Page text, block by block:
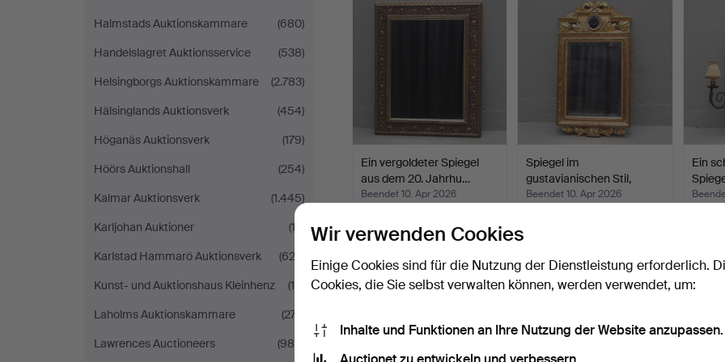
Halmstads Auktionskammare
(680)
Handelslagret Auktionsservice
(538)
Helsingborgs Auktionskammare
(2.783)
Hälsinglands Auktionsverk
(454)
Höganäs Auktionsverk
(179)
Höörs Auktionshall
(254)
Kalmar Auktionsverk
(1.445)
Karljohan Auktioner
(12)
Karlstad Hammarö Auktionsverk
(622)
Kunst- und Auktionshaus Kleinhenz
(16)
Laholms Auktionskammare
(277)
Lawrences Auctioneers
(986)
Ein vergoldeter Spiegel
aus dem 20. Jahrhu…
Beendet 10. Apr 2026
32 USD
Spiegel im
gustavianischen Stil,
facettier…
Beendet 10. Apr 2026
Ein
Wir verwenden Cookies
Einige Cookies sind für die Nutzung der Dienstleistung erforderlich.
Cookies, die Sie selbst verwalten können, werden verwendet, um:
Inhalte und Funktionen an Ihre Nutzung der Website anzupassen.